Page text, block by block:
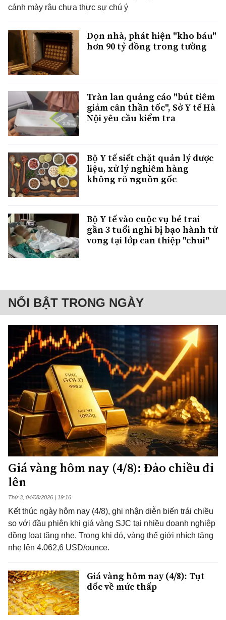
cánh mày râu chưa thực sự chú ý
Dọn nhà, phát hiện "kho báu"
hơn 90 tỷ đồng trong tường
Tràn lan quảng cáo "bút tiêm
giảm cân thần tốc", Sở Y tế Hà
Nội yêu cầu kiểm tra
Bộ Y tế siết chặt quản lý dược
liệu, xử lý nghiêm hàng
không rõ nguồn gốc
Bộ Y tế vào cuộc vụ bé trai
gần 3 tuổi nghi bị bạo hành tử
vong tại lớp can thiệp "chui"
NỔI BẬT TRONG NGÀY
Giá vàng hôm nay (4/8): Đảo chiều đi
lên
Thứ 3, 04/08/2026 | 19:16
Kết thúc ngày hôm nay (4/8), ghi nhận diễn biến trái chiều
so với đầu phiên khi giá vàng SJC tại nhiều doanh nghiệp
đồng loạt tăng nhẹ. Trong khi đó, vàng thế giới nhích tăng
nhẹ lên 4.062,6 USD/ounce.
Giá vàng hôm nay (4/8): Tụt
dốc về mức thấp